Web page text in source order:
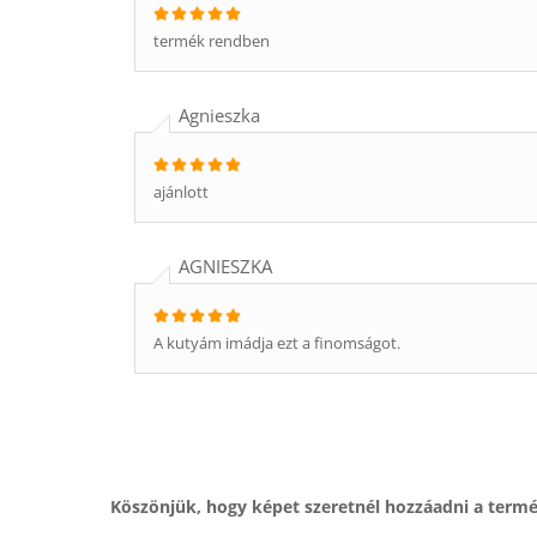
termék rendben
Agnieszka
ajánlott
AGNIESZKA
A kutyám imádja ezt a finomságot.
Köszönjük, hogy képet szeretnél hozzáadni a